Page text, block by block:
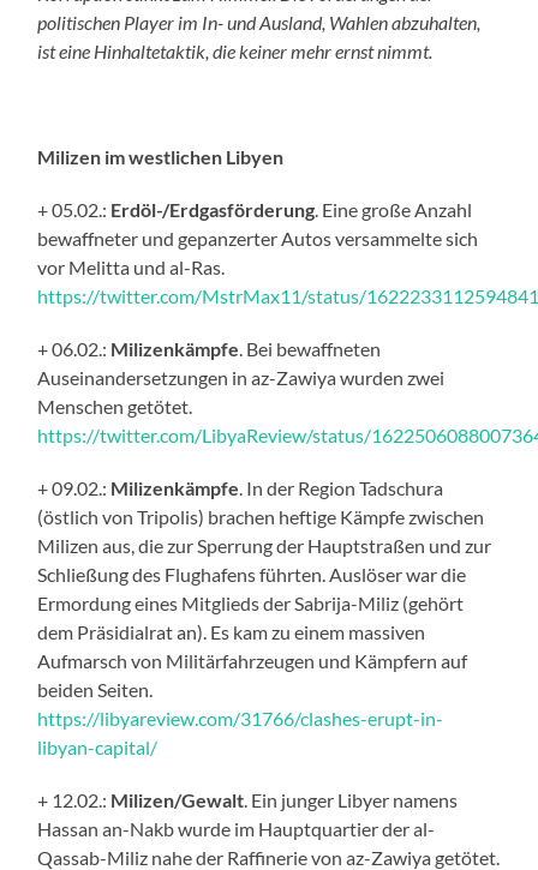
politischen Player im In- und Ausland, Wahlen abzuhalten,
ist eine Hinhaltetaktik, die keiner mehr ernst nimmt.
Milizen im westlichen Libyen
+ 05.02.: Erdöl-/Erdgasförderung . Eine große Anzahl
bewaffneter und gepanzerter Autos versammelte sich
vor Melitta und al-Ras.
https://twitter.com/MstrMax11/status/
+ 06.02.: Milizenkämpfe . Bei bewaffneten
Auseinandersetzungen in az-Zawiya wurden zwei
Menschen getötet.
https://twitter.com/LibyaReview/status/
+ 09.02.: Milizenkämpfe . In der Region Tadschura
(östlich von Tripolis) brachen heftige Kämpfe zwischen
Milizen aus, die zur Sperrung der Hauptstraßen und zur
Schließung des Flughafens führten. Auslöser war die
Ermordung eines Mitglieds der Sabrija-Miliz (gehört
dem Präsidialrat an). Es kam zu einem massiven
Aufmarsch von Militärfahrzeugen und Kämpfern auf
beiden Seiten.
https://libyareview.com/31766/clashes-erupt-in-
libyan-capital/
+ 12.02.: Milizen/Gewalt . Ein junger Libyer namens
Hassan an-Nakb wurde im Hauptquartier der al-
Qassab-Miliz nahe der Raffinerie von az-Zawiya getötet.